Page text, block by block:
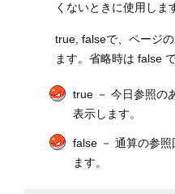
くないときに使用しま
true, falseで、ページ
ます。省略時は false で
true － 今日参照の
表示します。
false － 通算の参
ます。